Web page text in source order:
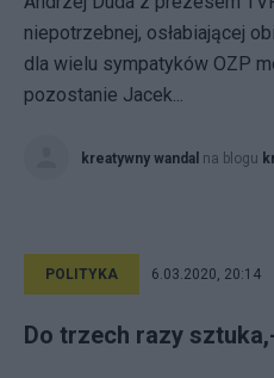
niepotrzebnej, osłabiającej
dla wielu sympatyków OZP
pozostanie Jacek...
kreatywny wandal na blogu
POLITYKA 6.03.2020, 20:14
Do trzech razy